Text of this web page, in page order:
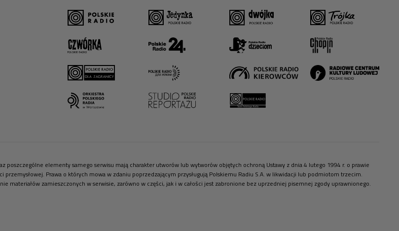
poszczególne elementy samego serwisu mają charakter utworów lub wytworów objętych ochroną Ustawy z dnia 4 lutego 1994 r. o prawie
Prawa o których mowa w zdaniu poprzedzającym przysługują Polskiemu Radiu S.A. w likwidacji lub podmiotom trzecim.
materiałów zamieszczonych w serwisie, zarówno w części, jak i w całości jest zabronione bez uprzedniej pisemnej zgody uprawnionego.